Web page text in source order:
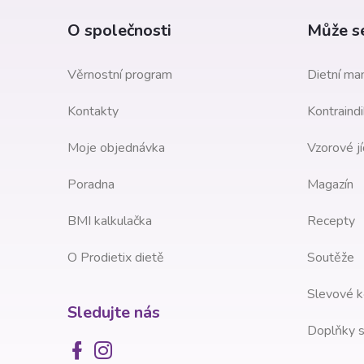
e
l
O společnosti
Věrnostní program
Kontakty
Moje objednávka
Poradna
BMI kalkulačka
O Prodietix dietě
Sledujte nás
Může
Dietní
Vzorové
Magazín
Recepty
Soutěže
Slevové
Doplňky